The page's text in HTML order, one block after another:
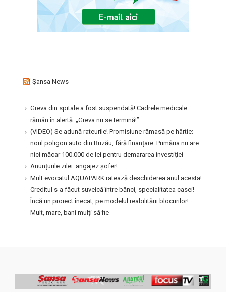
Şansa News
Greva din spitale a fost suspendată! Cadrele medicale
rămân în alertă: „Greva nu se termină!”
(VIDEO) Se adună rateurile! Promisiune rămasă pe hârtie:
noul poligon auto din Buzău, fără finanțare. Primăria nu are
nici măcar 100.000 de lei pentru demararea investiției
Anunțurile zilei: angajez șofer!
Mult evocatul AQUAPARK ratează deschiderea anul acesta!
Creditul s-a făcut suveică între bănci, specialitatea casei!
Încă un proiect înecat, pe modelul reabilitării blocurilor!
Mult, mare, bani mulți să fie